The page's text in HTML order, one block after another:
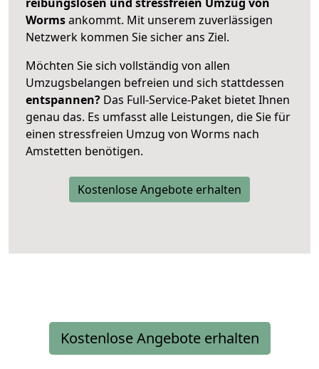
Wormsankommt. Mit unserem zuverlässigen
Netzwerk kommen Sie sicher ans Ziel.
Möchten Sie sich vollständig von allen
Umzugsbelangen befreien und sich stattdessen
entspannen? Das Full-Service-Paket bietet Ihnen
genau das. Es umfasst alle Leistungen, die Sie für
einen stressfreien Umzug von Worms nach
Amstetten benötigen.
Kostenlose Angebote erhalten
Kostenlose Angebote erhalten